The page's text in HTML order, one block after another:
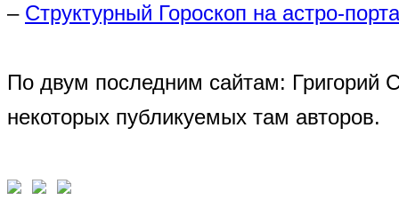
– Структурный Гороскоп на астро-
По двум последним сайтам: Григорий
некоторых публикуемых там авторов.